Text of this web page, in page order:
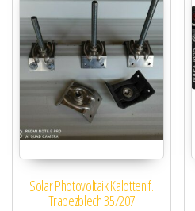
Solar Photovoltaik Kalotten f.
Trapezblech 35/207